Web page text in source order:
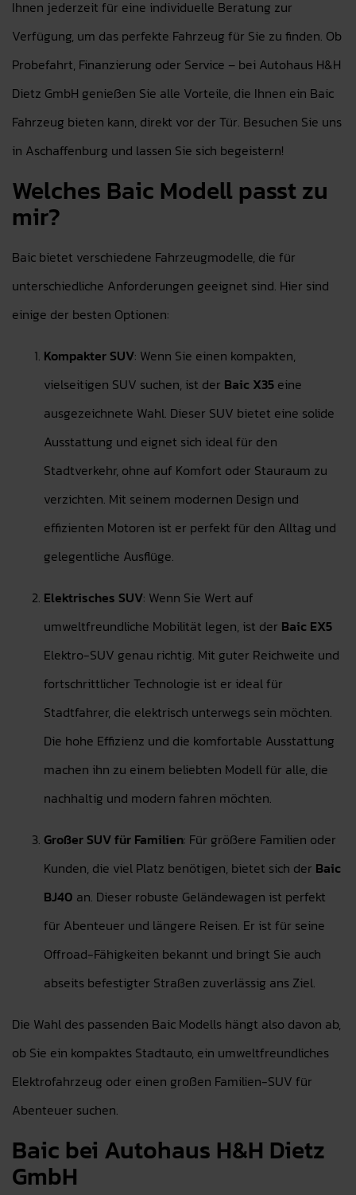
Ihnen jederzeit für eine individuelle Beratung zur
Verfügung, um das perfekte Fahrzeug für Sie zu finden. Ob
Probefahrt, Finanzierung oder Service – bei Autohaus H&H
Dietz GmbH genießen Sie alle Vorteile, die Ihnen ein Baic
Fahrzeug bieten kann, direkt vor der Tür. Besuchen Sie uns
in Aschaffenburg und lassen Sie sich begeistern!
Welches Baic Modell passt zu
mir?
Baic bietet verschiedene Fahrzeugmodelle, die für
unterschiedliche Anforderungen geeignet sind. Hier sind
einige der besten Optionen:
Kompakter SUV: Wenn Sie einen kompakten,
vielseitigen SUV suchen, ist der Baic X35 eine
ausgezeichnete Wahl. Dieser SUV bietet eine solide
Ausstattung und eignet sich ideal für den
Stadtverkehr, ohne auf Komfort oder Stauraum zu
verzichten. Mit seinem modernen Design und
effizienten Motoren ist er perfekt für den Alltag und
gelegentliche Ausflüge.
Elektrisches SUV: Wenn Sie Wert auf
umweltfreundliche Mobilität legen, ist der Baic EX5
Elektro-SUV genau richtig. Mit guter Reichweite und
fortschrittlicher Technologie ist er ideal für
Stadtfahrer, die elektrisch unterwegs sein möchten.
Die hohe Effizienz und die komfortable Ausstattung
machen ihn zu einem beliebten Modell für alle, die
nachhaltig und modern fahren möchten.
Großer SUV für Familien: Für größere Familien oder
Kunden, die viel Platz benötigen, bietet sich der Baic
BJ40 an. Dieser robuste Geländewagen ist perfekt
für Abenteuer und längere Reisen. Er ist für seine
Offroad-Fähigkeiten bekannt und bringt Sie auch
abseits befestigter Straßen zuverlässig ans Ziel.
Die Wahl des passenden Baic Modells hängt also davon ab,
ob Sie ein kompaktes Stadtauto, ein umweltfreundliches
Elektrofahrzeug oder einen großen Familien-SUV für
Abenteuer suchen.
Baic bei Autohaus H&H Dietz
GmbH